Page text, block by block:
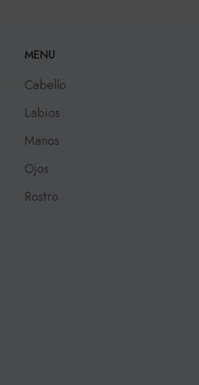
MENU
Cabello
Labios
Manos
Ojos
Rostro